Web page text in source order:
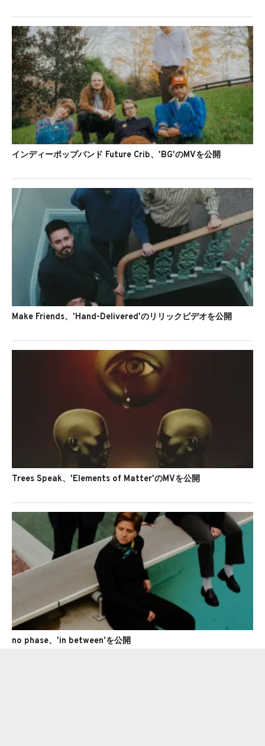
インディーポップバンド Future Crib、'BG'のMVを公開
Make Friends、'Hand-Delivered'のリリックビデオを公開
Trees Speak、'Elements of Matter'のMVを公開
no phase、'in between'を公開